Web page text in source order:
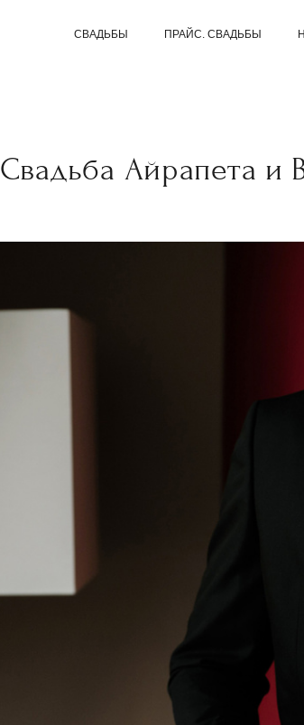
СВАДЬБЫ ПРАЙС. СВАДЬБЫ
Свадьба Айрапета и